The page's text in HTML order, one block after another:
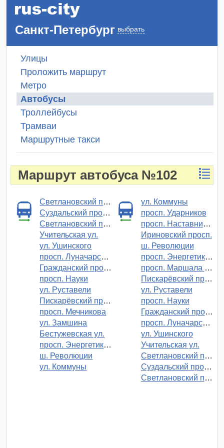
Санкт-Петербург выбрать
Улицы
Проложить маршрут
Метро
Автобусы
Троллейбусы
Трамваи
Маршрутные такси
Маршрут автобуса №102
Светлановский просп.
Суздальский просп.
Светлановский просп.
Учительская ул.
ул. Ушинского
просп. Луначарского
Гражданский просп.
просп. Науки
ул. Руставели
Пискарёвский просп.
просп. Мечникова
ул. Замшина
Бестужевская ул.
просп. Энергетиков
ш. Революции
ул. Коммуны
ул. Коммуны
просп. Ударников
просп. Наставников
Ириновский просп.
ш. Революции
просп. Энергетиков
просп. Маршала Блюхера
Пискарёвский просп.
ул. Руставели
просп. Науки
Гражданский просп.
просп. Луначарского
ул. Ушинского
Учительская ул.
Светлановский просп.
Суздальский просп.
Светлановский просп.